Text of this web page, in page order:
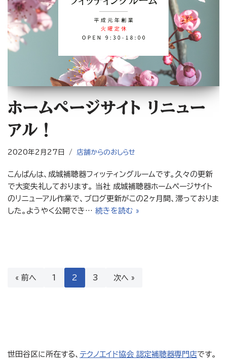
ホームページサイト リニュー
アル！
2020年2月27日 店舗からのおしらせ
こんばんは、成城補聴器フィッティングルームです。久々の更新
で大変失礼しております。 当社 成城補聴器ホームページサイト
のリニューアル作業で、ブログ更新がこの2ヶ月間、滞っておりま
した。ようやく公開でき… 続きを読む »
« 前へ 1 2 3 次へ »
世田谷区に所在する、 テクノエイド協会 認定補聴器専門店です。